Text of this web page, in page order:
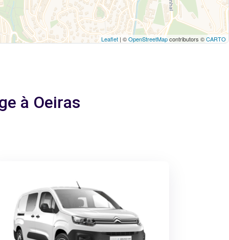
Leaflet | ©OpenStreetMapcontributors ©CARTO
à Oeiras